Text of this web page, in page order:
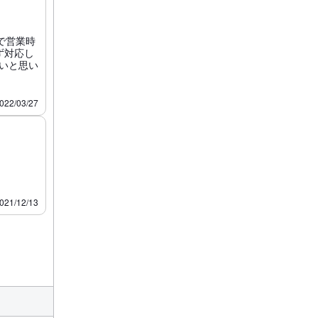
営業時
対応し
と思い
03/27
12/13